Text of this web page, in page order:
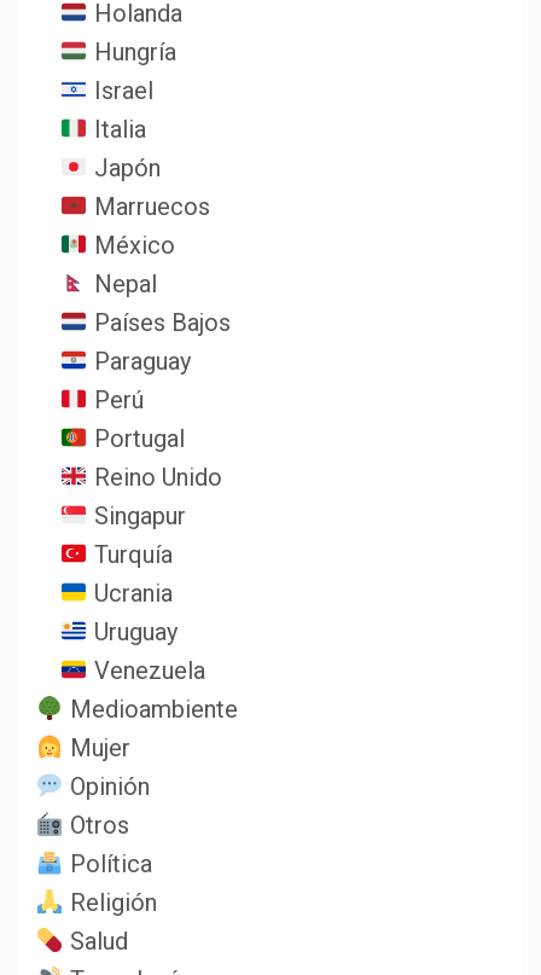
Holanda
Hungría
Israel
Italia
Japón
Marruecos
México
Nepal
Países Bajos
Paraguay
Perú
Portugal
Reino Unido
Singapur
Turquía
Ucrania
Uruguay
Venezuela
Medioambiente
Mujer
Opinión
Otros
Política
Religión
Salud